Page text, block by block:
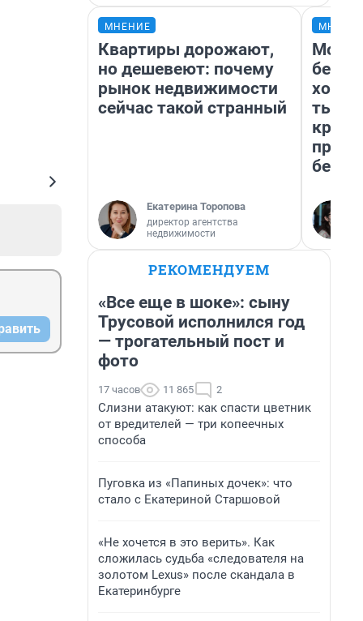
МНЕНИЕ
Квартиры дорожают,
но дешевеют: почему
рынок недвижимости
сейчас такой странный
Екатерина Торопова
директор агентства
недвижимости
Мой
РЕКОМЕНДУЕМ
«Все еще в шоке»: сыну
Трусовой исполнился год
— трогательный пост и
фото
17 часов 11 865 2
Слизни атакуют: как спасти цветник
от вредителей — три копеечных
способа
Пуговка из «Папиных дочек»: что
стало с Екатериной Старшовой
«Не хочется в это верить». Как
сложилась судьба «следователя на
золотом Lexus» после скандала в
Екатеринбурге